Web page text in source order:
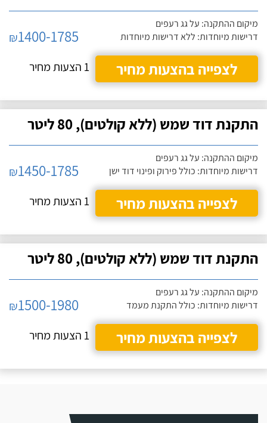
מיקום ההתקנה: על גג רעפים
דרישות מיוחדות: ללא דרישות מיוחדות
₪1400-1785
לצפייה בהצעות מחיר
1 הצעות מחיר
התקנת דוד שמש (ללא קולטים), 80 ליטר
מיקום ההתקנה: על גג רעפים
דרישות מיוחדות: כולל פירוק ופינוי דוד ישן
₪1450-1785
לצפייה בהצעות מחיר
1 הצעות מחיר
התקנת דוד שמש (ללא קולטים), 80 ליטר
מיקום ההתקנה: על גג רעפים
דרישות מיוחדות: כולל התקנת מעמד
₪1500-1980
לצפייה בהצעות מחיר
1 הצעות מחיר